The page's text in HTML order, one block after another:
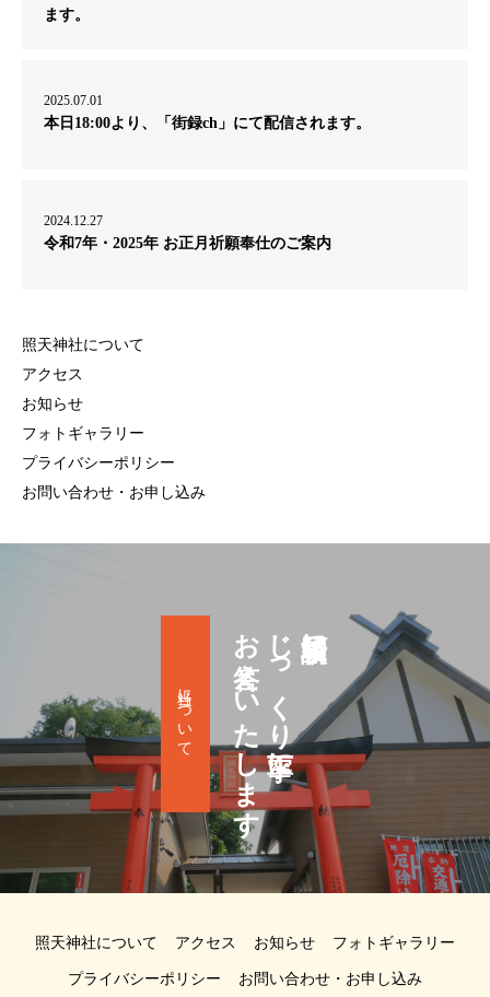
ます。
2025.07.01
本日18:00より、「街録ch」にて配信されます。
2024.12.27
令和7年・2025年 お正月祈願奉仕のご案内
照天神社について
アクセス
お知らせ
フォトギャラリー
プライバシーポリシー
お問い合わせ・お申し込み
祈願相談に
じっくり丁寧に
お答えいたします
当社について
照天神社について アクセス お知らせ フォトギャラリー
プライバシーポリシー お問い合わせ・お申し込み